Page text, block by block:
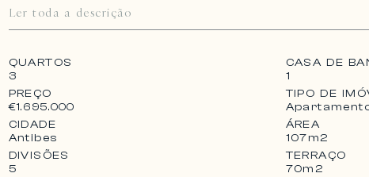
Ler toda a descrição
QUARTOS
3
CASA DE
1
PREÇO
€1.695.000
TIPO DE
CIDADE
Antibes
ÁREA
107m2
DIVISÕES
5
TERRAÇO
70m2